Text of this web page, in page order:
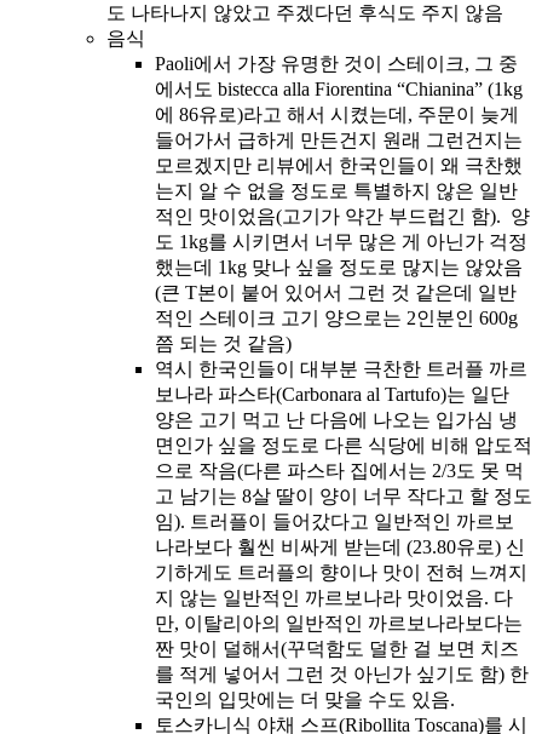
도 나타나지 않았고 주겠다던 후식도 주지 않음
음식
Paoli에서 가장 유명한 것이 스테이크, 그 중
에서도 bistecca alla Fiorentina “Chianina” (1kg
에 86유로)라고 해서 시켰는데, 주문이 늦게
들어가서 급하게 만든건지 원래 그런건지는
모르겠지만 리뷰에서 한국인들이 왜 극찬했
는지 알 수 없을 정도로 특별하지 않은 일반
적인 맛이었음(고기가 약간 부드럽긴 함). 양
도 1kg를 시키면서 너무 많은 게 아닌가 걱정
했는데 1kg 맞나 싶을 정도로 많지는 않았음
(큰 T본이 붙어 있어서 그런 것 같은데 일반
적인 스테이크 고기 양으로는 2인분인 600g
쯤 되는 것 같음)
역시 한국인들이 대부분 극찬한 트러플 까르
보나라 파스타(Carbonara al Tartufo)는 일단
양은 고기 먹고 난 다음에 나오는 입가심 냉
면인가 싶을 정도로 다른 식당에 비해 압도적
으로 작음(다른 파스타 집에서는 2/3도 못 먹
고 남기는 8살 딸이 양이 너무 작다고 할 정도
임). 트러플이 들어갔다고 일반적인 까르보
나라보다 훨씬 비싸게 받는데 (23.80유로) 신
기하게도 트러플의 향이나 맛이 전혀 느껴지
지 않는 일반적인 까르보나라 맛이었음. 다
만, 이탈리아의 일반적인 까르보나라보다는
짠 맛이 덜해서(꾸덕함도 덜한 걸 보면 치즈
를 적게 넣어서 그런 것 아닌가 싶기도 함) 한
국인의 입맛에는 더 맞을 수도 있음.
토스카니식 야채 스프(Ribollita Toscana)를 시